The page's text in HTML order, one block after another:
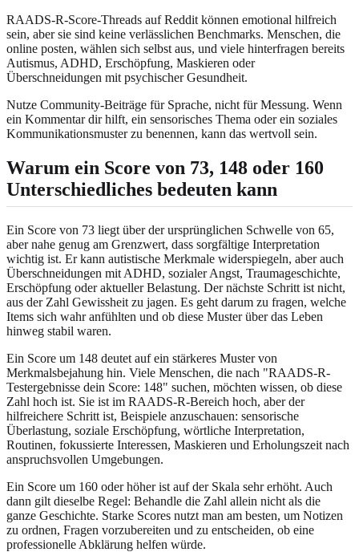
RAADS-R-Score-Threads auf Reddit können emotional hilfreich
sein, aber sie sind keine verlässlichen Benchmarks. Menschen, die
online posten, wählen sich selbst aus, und viele hinterfragen bereits
Autismus, ADHD, Erschöpfung, Maskieren oder
Überschneidungen mit psychischer Gesundheit.
Nutze Community-Beiträge für Sprache, nicht für Messung. Wenn
ein Kommentar dir hilft, ein sensorisches Thema oder ein soziales
Kommunikationsmuster zu benennen, kann das wertvoll sein.
Warum ein Score von 73, 148 oder 160
Unterschiedliches bedeuten kann
Ein Score von 73 liegt über der ursprünglichen Schwelle von 65,
aber nahe genug am Grenzwert, dass sorgfältige Interpretation
wichtig ist. Er kann autistische Merkmale widerspiegeln, aber auch
Überschneidungen mit ADHD, sozialer Angst, Traumageschichte,
Erschöpfung oder aktueller Belastung. Der nächste Schritt ist nicht,
aus der Zahl Gewissheit zu jagen. Es geht darum zu fragen, welche
Items sich wahr anfühlten und ob diese Muster über das Leben
hinweg stabil waren.
Ein Score um 148 deutet auf ein stärkeres Muster von
Merkmalsbejahung hin. Viele Menschen, die nach "RAADS-R-
Testergebnisse dein Score: 148" suchen, möchten wissen, ob diese
Zahl hoch ist. Sie ist im RAADS-R-Bereich hoch, aber der
hilfreichere Schritt ist, Beispiele anzuschauen: sensorische
Überlastung, soziale Erschöpfung, wörtliche Interpretation,
Routinen, fokussierte Interessen, Maskieren und Erholungszeit nach
anspruchsvollen Umgebungen.
Ein Score um 160 oder höher ist auf der Skala sehr erhöht. Auch
dann gilt dieselbe Regel: Behandle die Zahl allein nicht als die
ganze Geschichte. Starke Scores nutzt man am besten, um Notizen
zu ordnen, Fragen vorzubereiten und zu entscheiden, ob eine
professionelle Abklärung helfen würde.